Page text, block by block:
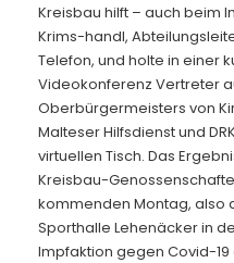
Kreisbau hilft – auch beim
Krims-handl,
Telefon, und holte in einer
Videokonferenz Vertreter
Oberbürgermeisters von
Malteser Hilfsdienst und
virtuellen Tisch. Das
Kreisbau-
kommenden Montag, also
Sporthalle Lehenäcker in
Impfaktion gegen Covid-